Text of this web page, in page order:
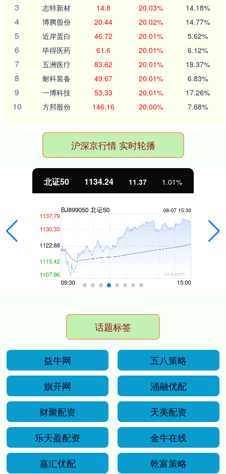
3 志特新材 14.8 20.03% 14.18%
4 博腾股份 20.44 20.02% 14.77%
5 近岸蛋白 46.72 20.01% 5.62%
6 毕得医药 61.6 20.01% 6.12%
7 五洲医疗 83.62 20.01% 18.37%
8 耐科装备 49.67 20.01% 6.83%
9 一博科技 53.33 20.01% 17.26%
10 方邦股份 146.16 20.00% 7.68%
沪深京行情 实时轮播
北证50 1134.24 11.37 1.01%
话题标签
益牛网
五八策略
旗开网
涌融优配
财聚配资
天美配资
乐天盈配资
金牛在线
嘉汇优配
乾富策略